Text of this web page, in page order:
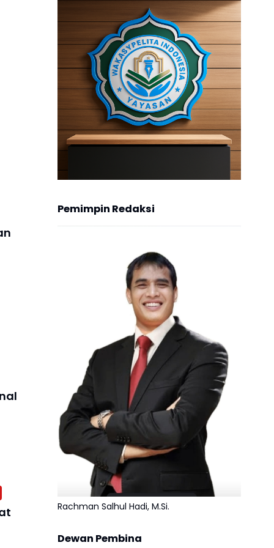
Pemimpin Redaksi
Rachman Salhul Hadi, M.Si.
Dewan Pembina